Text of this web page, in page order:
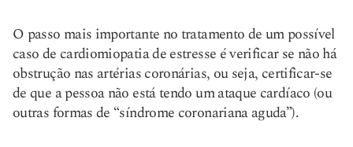
O passo mais importante no tratamento de um possível
caso de cardiomiopatia de estresse é verificar se não há
obstrução nas artérias coronárias, ou seja, certificar-se
de que a pessoa não está tendo um ataque cardíaco (ou
outras formas de “síndrome coronariana aguda”).